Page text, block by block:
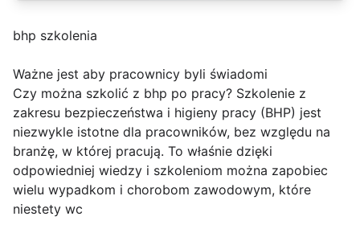
bhp szkolenia
Ważne jest aby pracownicy byli świadomi
Czy można szkolić z bhp po pracy? Szkolenie z
zakresu bezpieczeństwa i higieny pracy (BHP) jest
niezwykle istotne dla pracowników, bez względu na
branżę, w której pracują. To właśnie dzięki
odpowiedniej wiedzy i szkoleniom można zapobiec
wielu wypadkom i chorobom zawodowym, które
niestety wc